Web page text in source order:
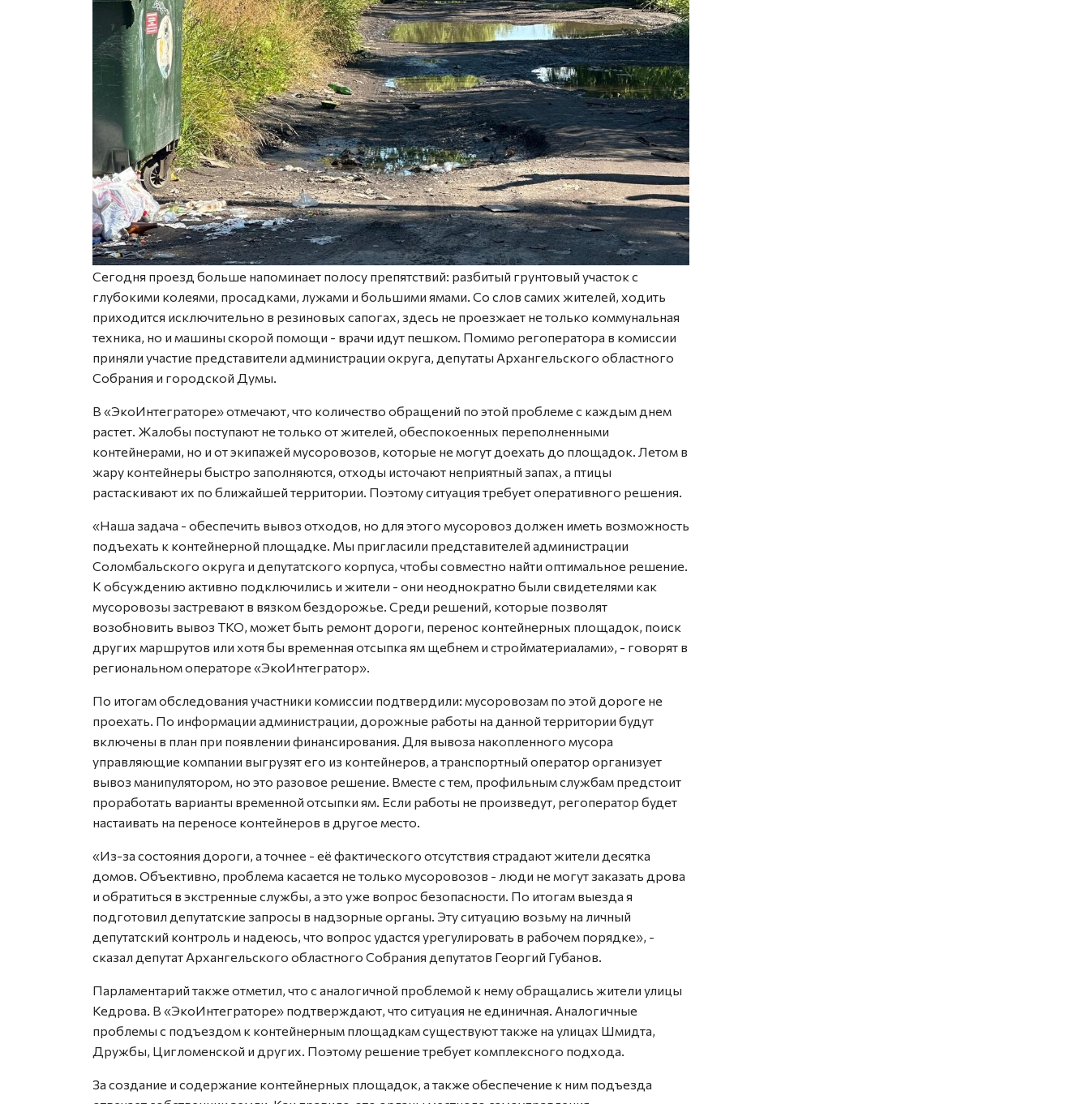
Сегодня проезд больше напоминает полосу препятствий: разбитый грунтовый участок с
глубокими колеями, просадками, лужами и большими ямами. Со слов самих жителей, ходить
приходится исключительно в резиновых сапогах, здесь не проезжает не только коммунальная
техника, но и машины скорой помощи - врачи идут пешком. Помимо регоператора в комиссии
приняли участие представители администрации округа, депутаты Архангельского областного
Собрания и городской Думы.
В «ЭкоИнтеграторе» отмечают, что количество обращений по этой проблеме с каждым днем
растет. Жалобы поступают не только от жителей, обеспокоенных переполненными
контейнерами, но и от экипажей мусоровозов, которые не могут доехать до площадок. Летом в
жару контейнеры быстро заполняются, отходы источают неприятный запах, а птицы
растаскивают их по ближайшей территории. Поэтому ситуация требует оперативного решения.
«Наша задача - обеспечить вывоз отходов, но для этого мусоровоз должен иметь возможность
подъехать к контейнерной площадке. Мы пригласили представителей администрации
Соломбальского округа и депутатского корпуса, чтобы совместно найти оптимальное решение.
К обсуждению активно подключились и жители - они неоднократно были свидетелями как
мусоровозы застревают в вязком бездорожье. Среди решений, которые позволят
возобновить вывоз ТКО, может быть ремонт дороги, перенос контейнерных площадок, поиск
других маршрутов или хотя бы временная отсыпка ям щебнем и стройматериалами», - говорят в
региональном операторе «ЭкоИнтегратор».
По итогам обследования участники комиссии подтвердили: мусоровозам по этой дороге не
проехать. По информации администрации, дорожные работы на данной территории будут
включены в план при появлении финансирования. Для вывоза накопленного мусора
управляющие компании выгрузят его из контейнеров, а транспортный оператор организует
вывоз манипулятором, но это разовое решение. Вместе с тем, профильным службам предстоит
проработать варианты временной отсыпки ям. Если работы не произведут, регоператор будет
настаивать на переносе контейнеров в другое место.
«Из-за состояния дороги, а точнее - её фактического отсутствия страдают жители десятка
домов. Объективно, проблема касается не только мусоровозов - люди не могут заказать дрова
и обратиться в экстренные службы, а это уже вопрос безопасности. По итогам выезда я
подготовил депутатские запросы в надзорные органы. Эту ситуацию возьму на личный
депутатский контроль и надеюсь, что вопрос удастся урегулировать в рабочем порядке», -
сказал депутат Архангельского областного Собрания депутатов Георгий Губанов.
Парламентарий также отметил, что с аналогичной проблемой к нему обращались жители улицы
Кедрова. В «ЭкоИнтеграторе» подтверждают, что ситуация не единичная. Аналогичные
проблемы с подъездом к контейнерным площадкам существуют также на улицах Шмидта,
Дружбы, Цигломенской и других. Поэтому решение требует комплексного подхода.
За создание и содержание контейнерных площадок, а также обеспечение к ним подъезда